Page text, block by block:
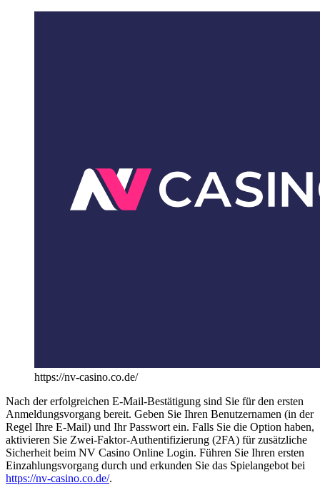
https://nv-casino.co.de/
Nach der erfolgreichen E-Mail-Bestätigung sind Sie für den ersten
Anmeldungsvorgang bereit. Geben Sie Ihren Benutzernamen (in der
Regel Ihre E-Mail) und Ihr Passwort ein. Falls Sie die Option haben,
aktivieren Sie Zwei-Faktor-Authentifizierung (2FA) für zusätzliche
Sicherheit beim NV Casino Online Login. Führen Sie Ihren ersten
Einzahlungsvorgang durch und erkunden Sie das Spielangebot bei
https://nv-casino.co.de/.